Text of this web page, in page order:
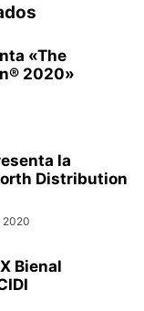
«The
2020»
la
Distribution
2020
Bienal